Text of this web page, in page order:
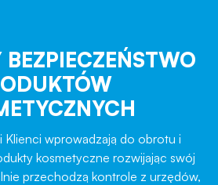
Klienci wprowadzają do obrotu i
kosmetyczne rozwijając swój
przechodzą kontrole z urzędów,